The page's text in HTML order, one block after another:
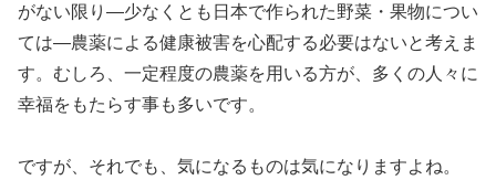
がない限り―少なくとも日本で作られた野菜・果物につい
ては―農薬による健康被害を心配する必要はないと考えま
す。むしろ、一定程度の農薬を用いる方が、多くの人々に
幸福をもたらす事も多いです。
ですが、それでも、気になるものは気になりますよね。